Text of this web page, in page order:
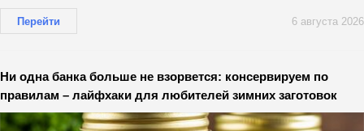
Перейти 6 августа 2026
Ни одна банка больше не взорвется: консервируем по
правилам – лайфхаки для любителей зимних заготовок